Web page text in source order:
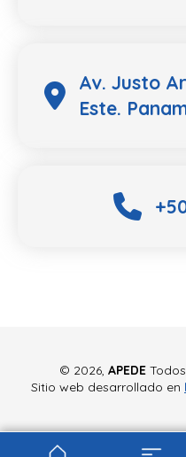
Av. Justo
Este.
© 2026, APEDE
Sitio web desarrollado en